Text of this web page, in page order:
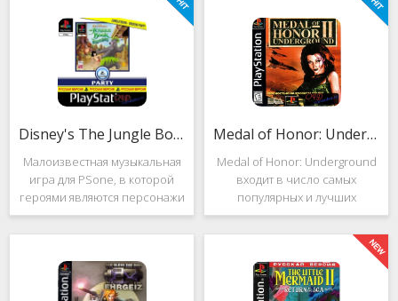
ещё 2 "Страйка", где мы всё
так же управляем вертолётом
и уничтожаем
Несмотря на то, что эти 2
игры создавались разными
людьми, Darkstone имеет
общие
Disney's The Jungle Book: Groove Party
Малоизвестная музыкальная
игра для PSone, в которой
героями являются персонажи
"Книги джунглей". Это не
платформер и не Action.
оригинален. Перед стартом
вы будете выбирать песню.
Medal of Honor: Underground
Medal of Honor: Underground
входит в число самых
популярных и лучших
шутеров от первого лица для
Sony Playstation. Эта игра
посвящена Второй мировой
войне. Вы будете играть за
девушку Менон. Являясь